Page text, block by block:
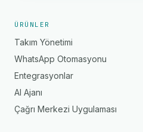
ÜRÜNLER
Takım Yönetimi
WhatsApp Otomasyonu
Entegrasyonlar
AI Ajanı
Çağrı Merkezi Uygulaması